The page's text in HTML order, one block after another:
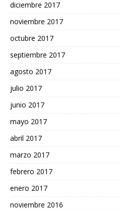
diciembre 2017
noviembre 2017
octubre 2017
septiembre 2017
agosto 2017
julio 2017
junio 2017
mayo 2017
abril 2017
marzo 2017
febrero 2017
enero 2017
noviembre 2016